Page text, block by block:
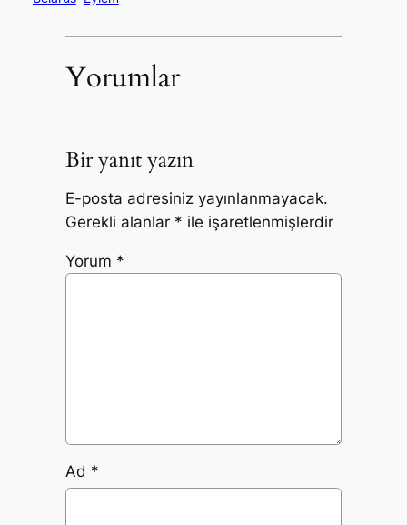
Yorumlar
Bir yanıt yazın
E-posta adresiniz yayınlanmayacak.
Gerekli alanlar * ile işaretlenmişlerdir
Yorum *
Ad *